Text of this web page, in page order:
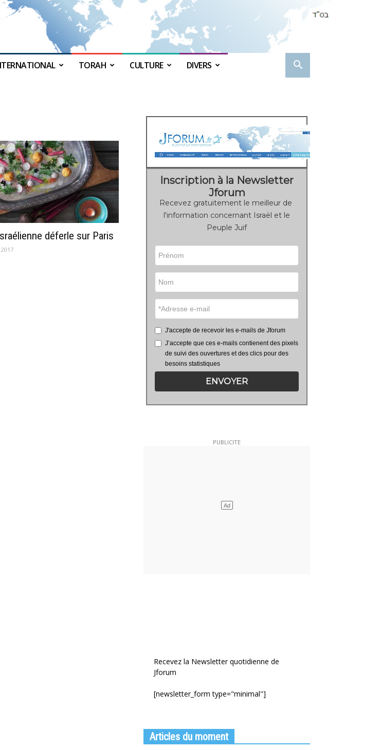
TORAH CULTURE DIVERS
déferle sur Paris
Inscription à la Newsletter
Jforum
Recevez gratuitement le meilleur de
l'information concernant Israël et le
Peuple Juif
J'accepte de recevoir les e-mails de Jforum
J’accepte que ces e-mails contienent des pixels
de suivi des ouvertures et des clics pour des
besoins statistiques
ENVOYER
Recevez la Newsletter quotidienne de
Jforum
[newsletter_form type="minimal"]
Articles du moment